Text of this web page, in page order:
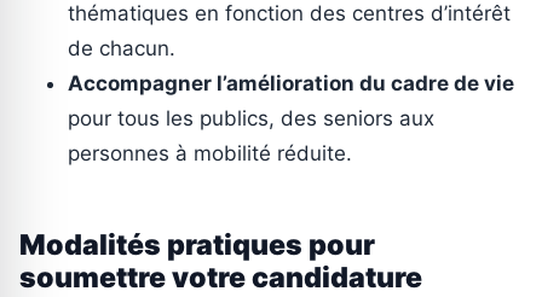
thématiques en fonction des centres d’intérêt
de chacun.
Accompagner l’amélioration du cadre de vie
pour tous les publics, des seniors aux
personnes à mobilité réduite.
Modalités pratiques pour
soumettre votre candidature